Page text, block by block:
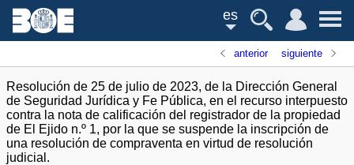
es
anterior siguiente
Resolución de 25 de julio de 2023, de la Dirección General
de Seguridad Jurídica y Fe Pública, en el recurso interpuesto
contra la nota de calificación del registrador de la propiedad
de El Ejido n.º 1, por la que se suspende la inscripción de
una resolución de compraventa en virtud de resolución
judicial.